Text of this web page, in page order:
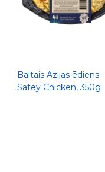
Baltais Āzijas ēdiens -
Satey Chicken, 350g